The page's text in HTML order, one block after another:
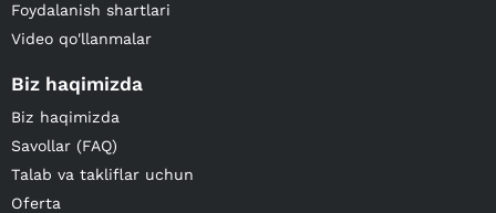
Foydalanish shartlari
Video qo'llanmalar
Biz haqimizda
Biz haqimizda
Savollar (FAQ)
Talab va takliflar uchun
Oferta